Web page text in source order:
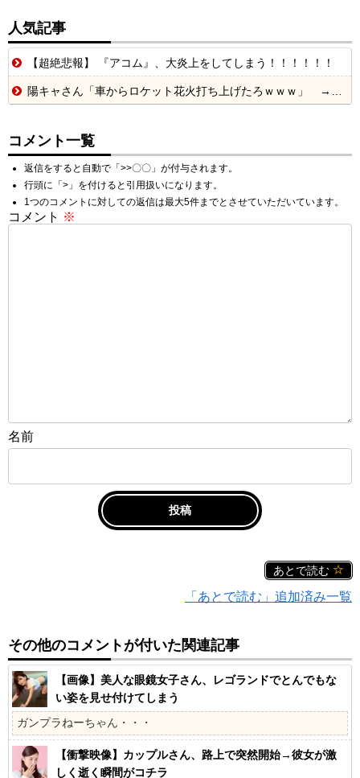
人気記事
【超絶悲報】 『アコム』、大炎上をしてしまう！！！！！！
陽キャさん「車からロケット花火打ち上げたろｗｗｗ」 → サンルーフが閉まっていて無事車内に発射
コメント一覧
返信をすると自動で「>>〇〇」が付与されます。
行頭に「>」を付けると引用扱いになります。
1つのコメントに対しての返信は最大5件までとさせていただいています。
コメント ※
名前
あとで読む
「あとで読む」追加済み一覧
その他のコメントが付いた関連記事
【画像】美人な眼鏡女子さん、レゴランドでとんでもな
い姿を見せ付けてしまう
ガンプラねーちゃん・・・
【衝撃映像】カップルさん、路上で突然開始→彼女が激
しく逝く瞬間がコチラ